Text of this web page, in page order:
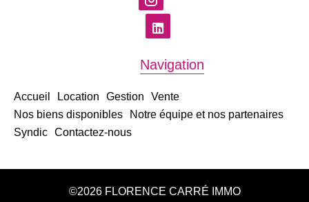
Navigation
Accueil Location Gestion
Vente
Nos biens disponibles
Notre équipe et nos partenaires
Syndic Contactez-nous
©2026 FLORENCE CARRÉ IMMO